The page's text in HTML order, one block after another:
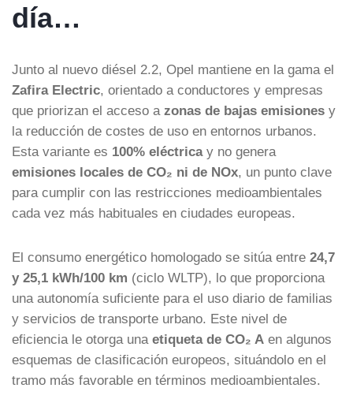
día…
Junto al nuevo diésel 2.2, Opel mantiene en la gama el
Zafira Electric, orientado a conductores y empresas
que priorizan el acceso a zonas de bajas emisiones y
la reducción de costes de uso en entornos urbanos.
Esta variante es 100% eléctricay no genera
emisiones locales de CO₂ ni de NOx, un punto clave
para cumplir con las restricciones medioambientales
cada vez más habituales en ciudades europeas.
El consumo energético homologado se sitúa entre 24,7
y 25,1 kWh/100 km (ciclo WLTP), lo que proporciona
una autonomía suficiente para el uso diario de familias
y servicios de transporte urbano. Este nivel de
eficiencia le otorga una etiqueta de CO₂ A en algunos
esquemas de clasificación europeos, situándolo en el
tramo más favorable en términos medioambientales.